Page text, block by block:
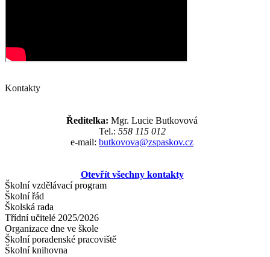
Kontakty
Ředitelka: Mgr. Lucie Butkovová
Tel.: 558 115 012
e-mail: butkovova@zspaskov.cz
Otevřít všechny kontakty
Školní vzdělávací program
Školní řád
Školská rada
Třídní učitelé 2025/2026
Organizace dne ve škole
Školní poradenské pracoviště
Školní knihovna